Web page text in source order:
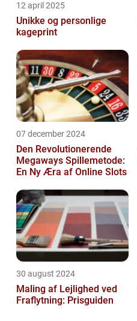
12 april 2025
Unikke og personlige
kageprint
07 december 2024
Den Revolutionerende
Megaways Spillemetode:
En Ny Æra af Online Slots
30 august 2024
Maling af Lejlighed ved
Fraflytning: Prisguiden